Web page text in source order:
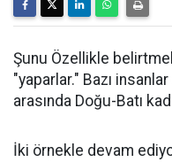
Şunu Özellikle
"yaparlar." Bazı
arasında Doğu-Batı
İki örnekle devam